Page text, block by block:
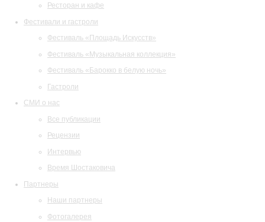
Ресторан и кафе
Фестивали и гастроли
Фестиваль «Площадь Искусств»
Фестиваль «Музыкальная коллекция»
Фестиваль «Барокко в белую ночь»
Гастроли
СМИ о нас
Все публикации
Рецензии
Интервью
Время Шостаковича
Партнеры
Наши партнеры
Фотогалерея